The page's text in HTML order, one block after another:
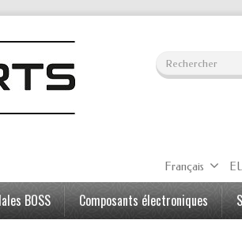
Français
BOSS Composants électroniques